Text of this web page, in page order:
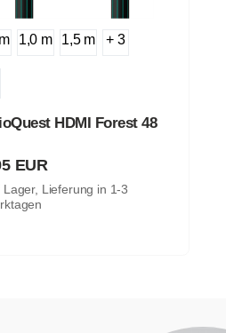
1,0 m 1,5 m + 3
HDMI Forest 48
EUR
Lager, Lieferung in 1-3